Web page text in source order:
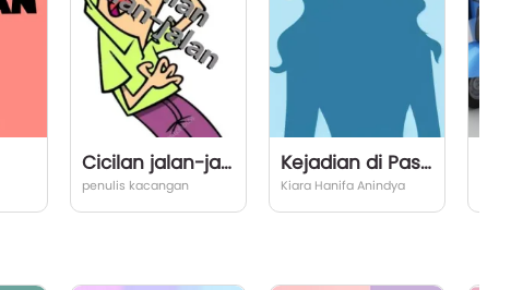
Cicilan jalan-jalan
penulis kacangan
Kejadian di Pasar
Kiara Hanifa Anindya